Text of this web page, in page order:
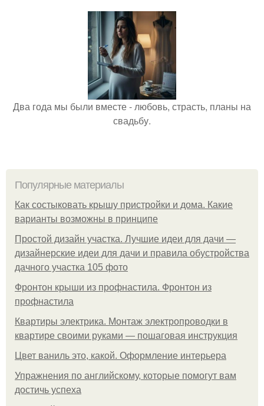
Два года мы были вместе - любовь, страсть, планы на
свадьбу.
Популярные материалы
Как состыковать крышу пристройки и дома. Какие
варианты возможны в принципе
Простой дизайн участка. Лучшие идеи для дачи —
дизайнерские идеи для дачи и правила обустройства
дачного участка 105 фото
Фронтон крыши из профнастила. Фронтон из
профнастила
Квартиры электрика. Монтаж электропроводки в
квартире своими руками — пошаговая инструкция
Цвет ваниль это, какой. Оформление интерьера
Упражнения по английскому, которые помогут вам
достичь успеха